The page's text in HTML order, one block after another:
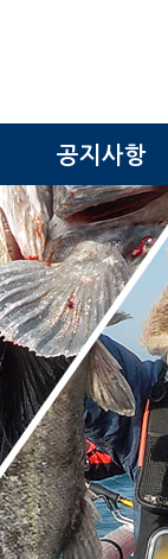
공지사항